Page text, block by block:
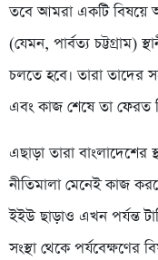
তবে আমরা একটি বিষয়ে
(যেমন, পার্বত্য চট্টগ্রাম)
চলতে হবে। তারা তাদের
এবং কাজ শেষে তা ফেরত
এছাড়া তারা বাংলাদেশের
নীতিমালা মেনেই কাজ
ইইউ ছাড়াও এখন পর্যন্ত
সংস্থা থেকে পর্যবেক্ষণের